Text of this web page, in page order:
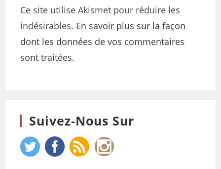
Ce site utilise Akismet pour réduire les
indésirables. En savoir plus sur la façon
dont les données de vos commentaires
sont traitées.
Suivez-Nous Sur